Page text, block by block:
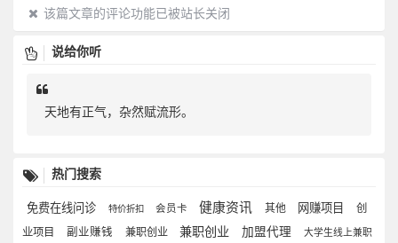
该篇文章的评论功能已被站长关闭
说给你听
天地有正气，杂然赋流形。
热门搜索
免费在线问诊 特价折扣 会员卡 健康资讯 其他 网赚项目
创
业项目
副业赚钱 兼职创业 兼职创业 加盟代理 大学生线上兼职